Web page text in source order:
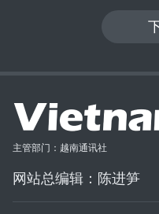
主管部门：越南通讯社
网站总编辑：陈进笋